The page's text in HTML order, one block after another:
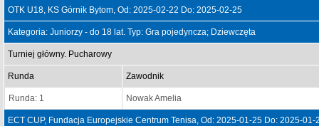
OTK U18, KS Górnik Bytom, Od: 2025-02-22 Do: 2025-02-25
Kategoria: Juniorzy - do 18 lat. Typ: Gra pojedyncza; Dziewczęta
Turniej główny. Pucharowy
Runda Zawodnik
Runda: 1 Nowak Amelia
ECT CUP, Fundacja Europejskie Centrum Tenisa, Od: 2025-01-25 Do: 2025-01-